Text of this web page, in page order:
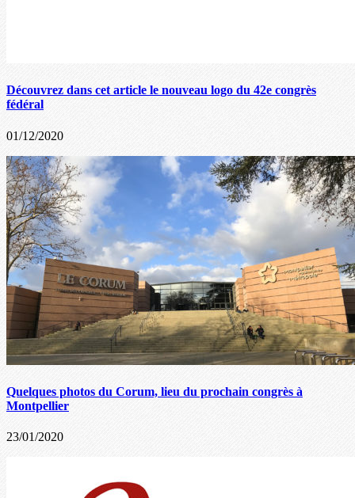
Découvrez dans cet article le nouveau logo du 42e congrès
fédéral
01/12/2020
Quelques photos du Corum, lieu du prochain congrès à
Montpellier
23/01/2020